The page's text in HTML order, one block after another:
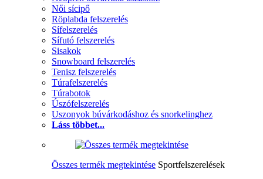
Női sícipő
Röplabda felszerelés
Sífelszerelés
Sífutó felszerelés
Sisakok
Snowboard felszerelés
Tenisz felszerelés
Túrafelszerelés
Túrabotok
Úszófelszerelés
Uszonyok búvárkodáshoz és snorkelinghez
Láss többet...
Összes termék megtekintése Sportfelszerelések